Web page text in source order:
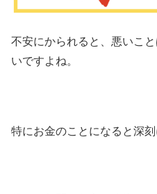
不安にかられると、悪いこ
いですよね。
特にお金のことになると深刻